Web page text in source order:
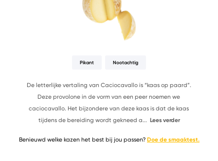
Pikant Nootachtig
De letterlijke vertaling van Caciocavallo is “kaas op paard”.
Deze provolone in de vorm van een peer noemen we
caciocavallo. Het bijzondere van deze kaas is dat de kaas
tijdens de bereiding wordt gekneed a... Lees verder
Benieuwd welke kazen het best bij jou passen? Doe de smaaktest.